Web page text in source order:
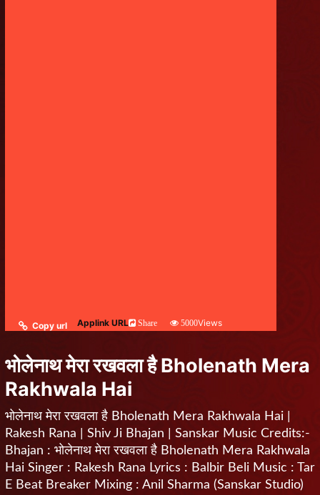
Copy url Applink URL Share 5000Views
भोलेनाथ मेरा रखवला है Bholenath Mera
Rakhwala Hai
भोलेनाथ मेरा रखवला है Bholenath Mera Rakhwala Hai |
Rakesh Rana | Shiv Ji Bhajan | Sanskar Music Credits:-
Bhajan : भोलेनाथ मेरा रखवला है Bholenath Mera Rakhwala
Hai Singer : Rakesh Rana Lyrics : Balbir Beli Music : Tar
E Beat Breaker Mixing : Anil Sharma (Sanskar Studio)